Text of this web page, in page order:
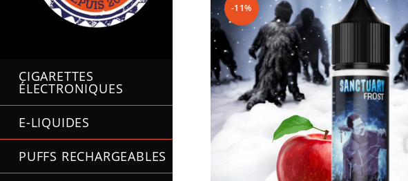
CIGARETTES
ÉLECTRONIQUES
E-LIQUIDES
PUFFS RECHARGEABLES
-11%